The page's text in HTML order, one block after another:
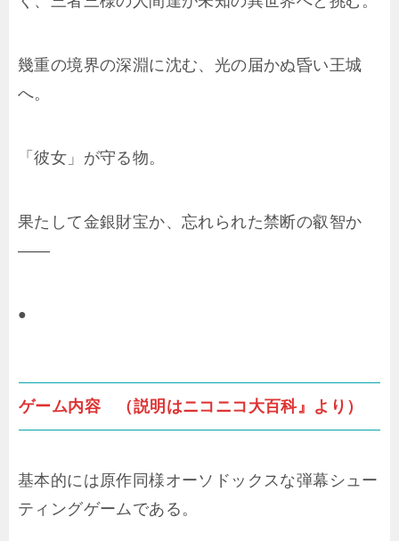
幾重の境界の深淵に沈む、光の届かぬ昏い王城
へ。
「彼女」が守る物。
果たして金銀財宝か、忘れられた禁断の叡智か
――
●
ゲーム内容 （説明はニコニコ大百科』より）
基本的には原作同様オーソドックスな弾幕シュー
ティングゲームである。